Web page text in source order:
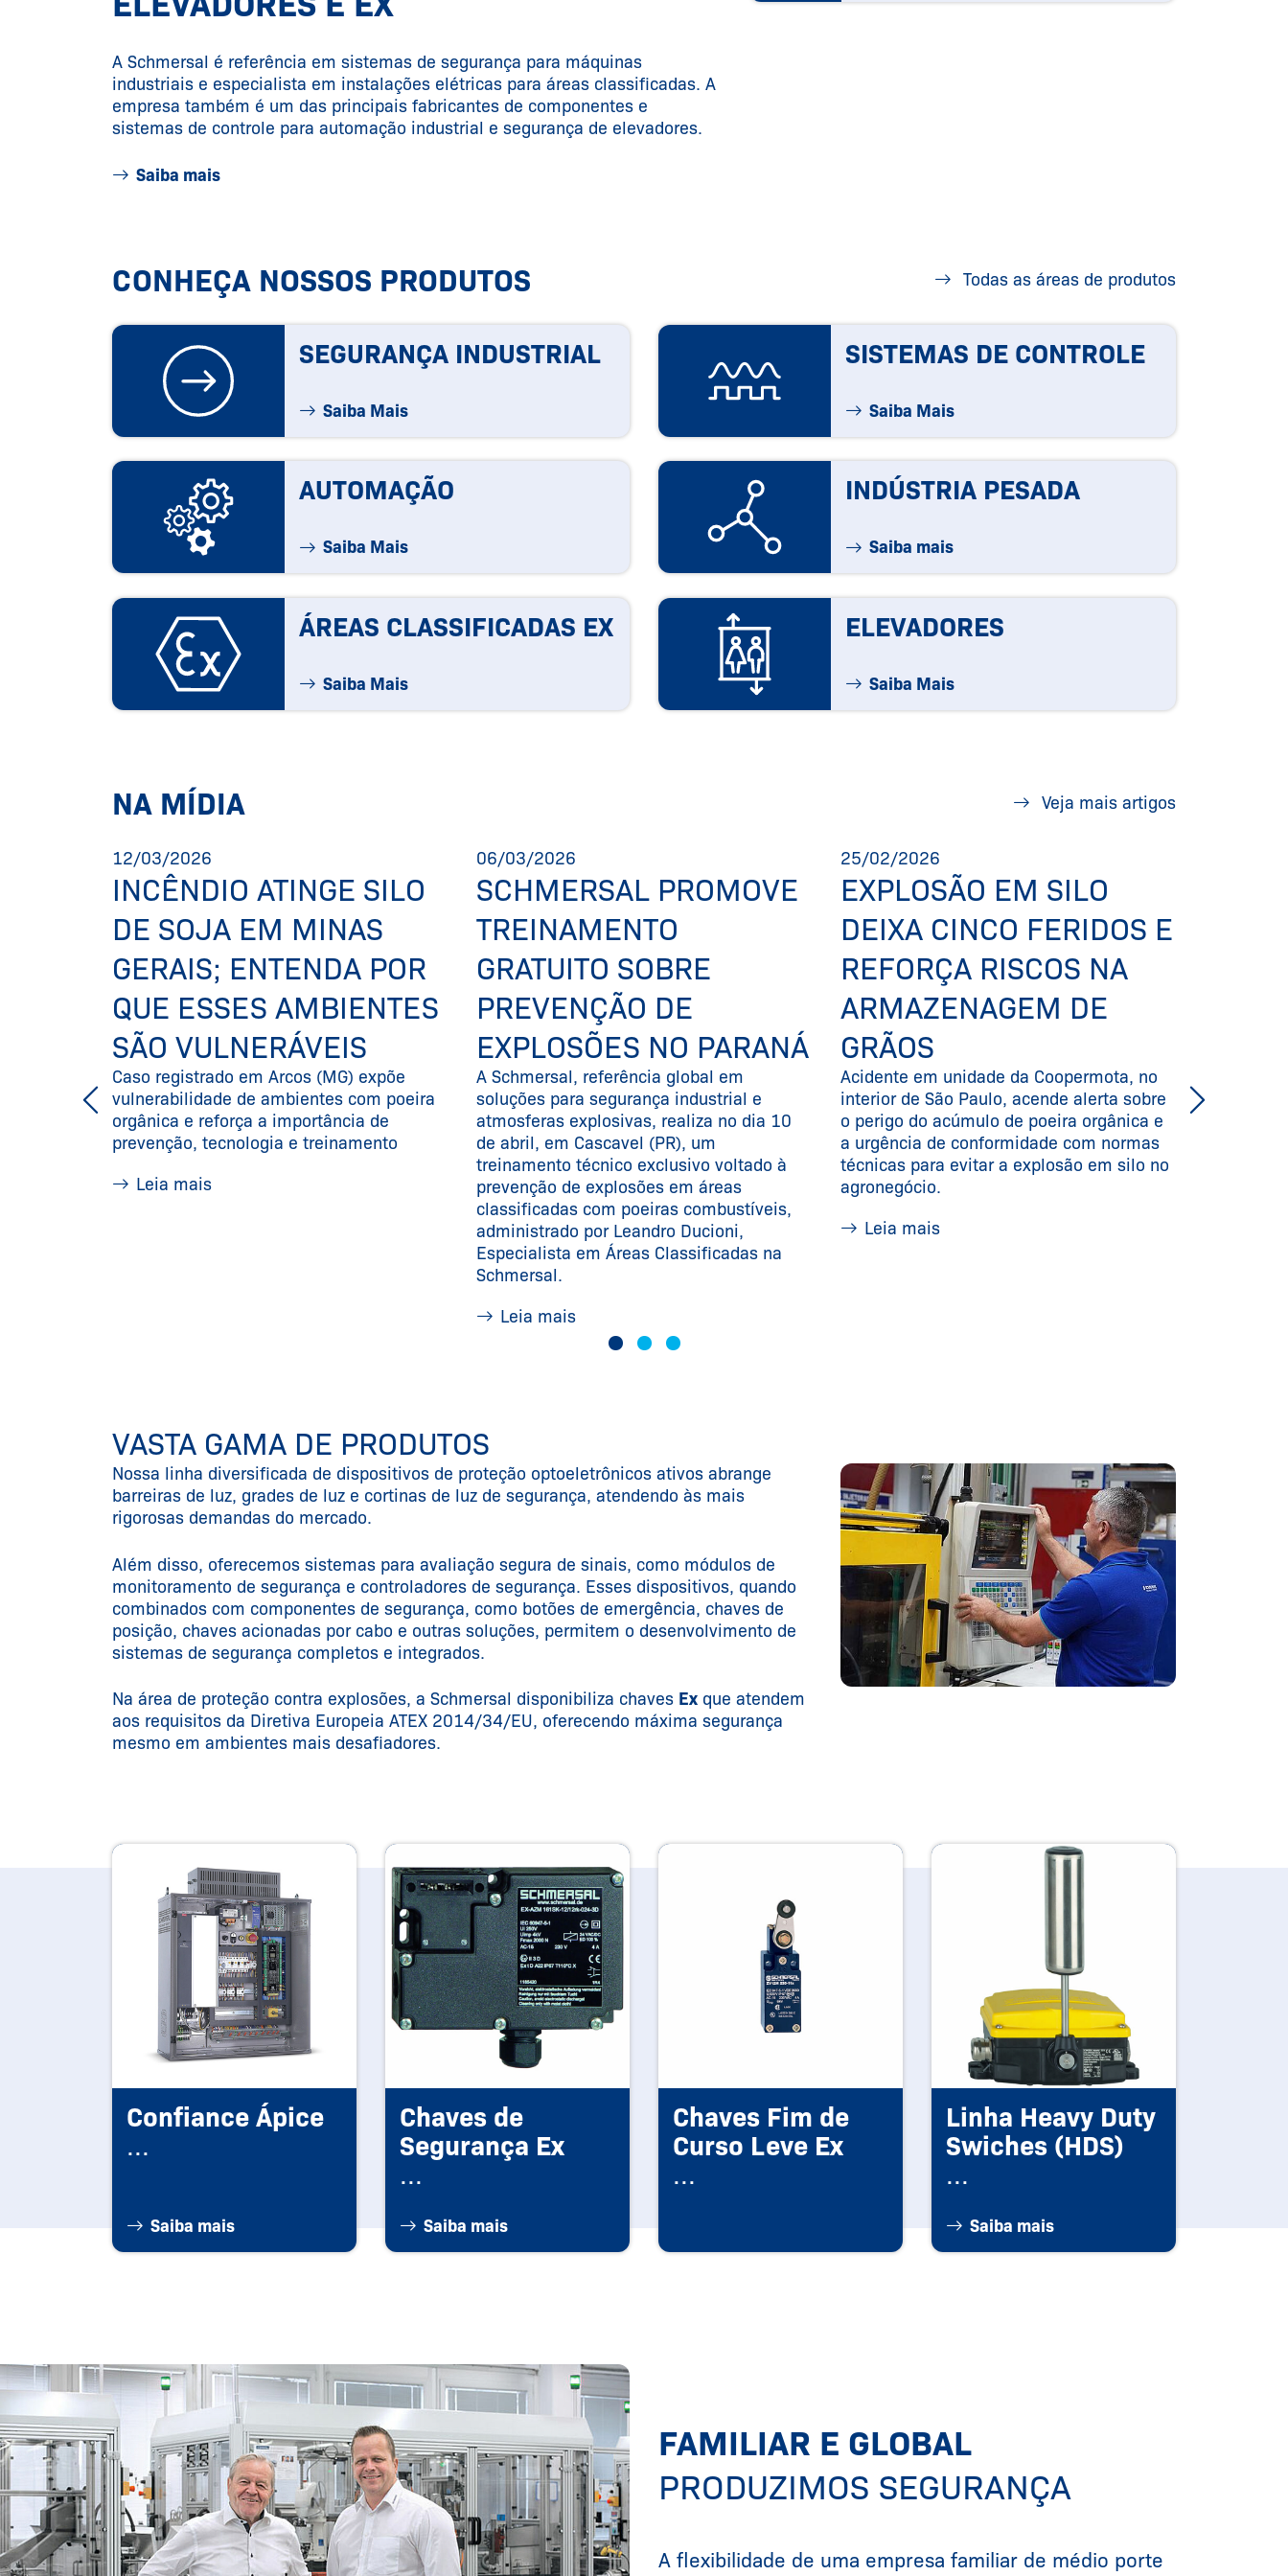
A Schmersal é referência em sistemas de segurança para máquinas
industriais e especialista em instalações elétricas para áreas classificadas. A
empresa também é um das principais fabricantes de componentes e
sistemas de controle para automação industrial e segurança de elevadores.
Saiba mais
CONHEÇA NOSSOS PRODUTOS Todas as áreas de produtos
SEGURANÇA INDUSTRIAL
Saiba Mais
SISTEMAS DE CONTROLE
Saiba Mais
AUTOMAÇÃO
Saiba Mais
INDÚSTRIA PESADA
Saiba mais
ÁREAS CLASSIFICADAS EX
Saiba Mais
ELEVADORES
Saiba Mais
NA MÍDIA Veja mais artigos
12/03/2026
INCÊNDIO ATINGE SILO
DE SOJA EM MINAS
GERAIS; ENTENDA POR
QUE ESSES AMBIENTES
SÃO VULNERÁVEIS
Caso registrado em Arcos (MG) expõe
vulnerabilidade de ambientes com poeira
orgânica e reforça a importância de
prevenção, tecnologia e treinamento
Leia mais
06/03/2026
SCHMERSAL PROMOVE
TREINAMENTO
GRATUITO SOBRE
PREVENÇÃO DE
EXPLOSÕES NO PARANÁ
A Schmersal, referência global em
soluções para segurança industrial e
atmosferas explosivas, realiza no dia 10
de abril, em Cascavel (PR), um
treinamento técnico exclusivo voltado à
prevenção de explosões em áreas
classificadas com poeiras combustíveis,
administrado por Leandro Ducioni,
Especialista em Áreas Classificadas na
Schmersal.
Leia mais
25/02/2026
EXPLOSÃO EM SILO
DEIXA CINCO FERIDOS E
REFORÇA RISCOS NA
ARMAZENAGEM DE
GRÃOS
Acidente em unidade da Coopermota, no
interior de São Paulo, acende alerta sobre
o perigo do acúmulo de poeira orgânica e
a urgência de conformidade com normas
técnicas para evitar a explosão em silo no
agronegócio.
Leia mais
de etanol,
VASTA GAMA DE PRODUTOS
Nossa linha diversificada de dispositivos de proteção optoeletrônicos ativos abrange
barreiras de luz, grades de luz e cortinas de luz de segurança, atendendo às mais
rigorosas demandas do mercado.
Além disso, oferecemos sistemas para avaliação segura de sinais, como módulos de
monitoramento de segurança e controladores de segurança. Esses dispositivos, quando
combinados com componentes de segurança, como botões de emergência, chaves de
posição, chaves acionadas por cabo e outras soluções, permitem o desenvolvimento de
sistemas de segurança completos e integrados.
Na área de proteção contra explosões, a Schmersal disponibiliza chaves Ex que atendem
aos requisitos da Diretiva Europeia ATEX 2014/34/EU, oferecendo máxima segurança
mesmo em ambientes mais desafiadores.
Confiance Ápice
...
Saiba mais
Chaves de
Segurança Ex
...
Saiba mais
Chaves Fim de
Curso Leve Ex
...
Linha Heavy Duty
Swiches (HDS)
...
Saiba mais
FAMILIAR E GLOBAL
PRODUZIMOS SEGURANÇA
A flexibilidade de uma empresa familiar de médio porte